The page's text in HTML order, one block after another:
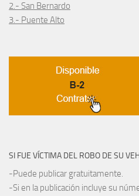
2.- San Bernardo
3.- Puente Alto
SI FUE VÍCTIMA DEL ROBO DE SU
-Puede publicar gratuitamente.
-Si en la publicación incluye su